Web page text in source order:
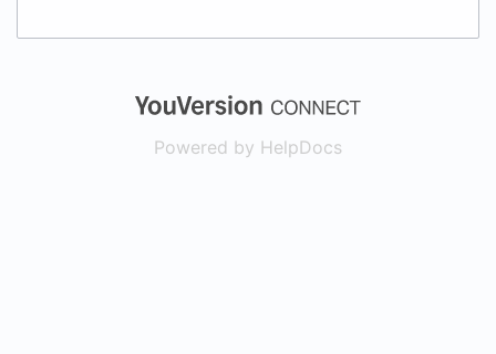
(opens in a
Powered by HelpDocs